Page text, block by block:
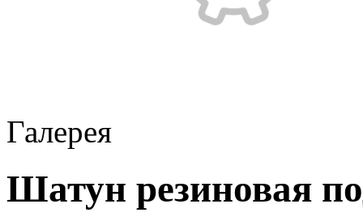
Галерея
Шатун резиновая